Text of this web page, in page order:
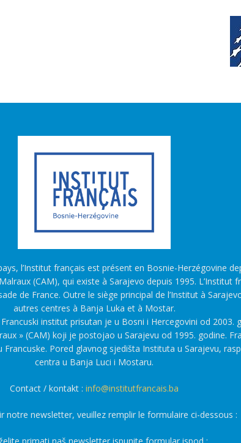
l’Institut français est présent en Bosnie-Herzégovine
(CAM), qui existe à Sarajevo depuis 1995. L’Institut
de France. Outre le siège principal de l’Institut à
autres centres à Banja Luka et à Mostar.
institut prisutan je u Bosni i Hercegovini od 2003.
» (CAM) koji je postojao u Sarajevu od 1995. godine.
Francuske. Pored glavnog sjedišta Instituta u Sarajevu,
centra u Banja Luci i Mostaru.
Contact / kontakt : info@institutfrancais.ba
notre newsletter, veuillez remplir le formulaire ci-dessous :
primati naš newsletter ispunite formular ispod :